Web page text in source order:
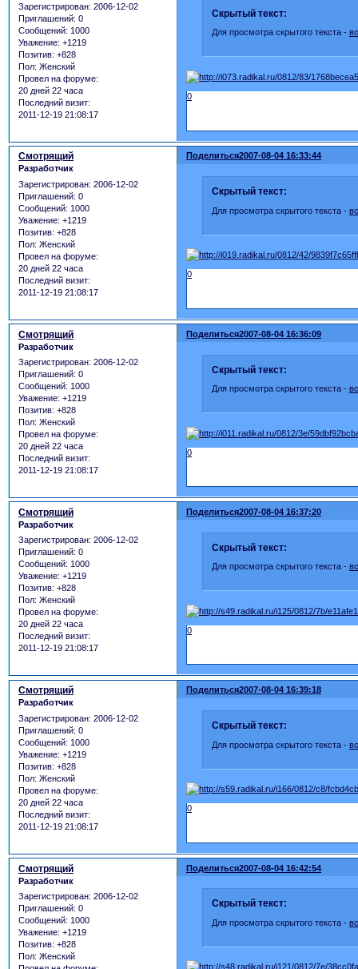
Зарегистрирован: 2006-12-02
Приглашений: 0
Сообщений: 1000
Уважение: +1219
Позитив: +828
Пол: Женский
Провел на форуме:
20 дней 22 часа
Последний визит:
2011-12-19 21:08:17
Скрытый текст:
Для просмотра скрытого текста -
0
Поделиться2007-08-04 16:33:44
Смотрящий
Разработчик
Зарегистрирован: 2006-12-02
Приглашений: 0
Сообщений: 1000
Уважение: +1219
Позитив: +828
Пол: Женский
Провел на форуме:
20 дней 22 часа
Последний визит:
2011-12-19 21:08:17
Скрытый текст:
Для просмотра скрытого текста -
0
Поделиться2007-08-04 16:36:09
Смотрящий
Разработчик
Зарегистрирован: 2006-12-02
Приглашений: 0
Сообщений: 1000
Уважение: +1219
Позитив: +828
Пол: Женский
Провел на форуме:
20 дней 22 часа
Последний визит:
2011-12-19 21:08:17
Скрытый текст:
Для просмотра скрытого текста -
0
Поделиться2007-08-04 16:37:20
Смотрящий
Разработчик
Зарегистрирован: 2006-12-02
Приглашений: 0
Сообщений: 1000
Уважение: +1219
Позитив: +828
Пол: Женский
Провел на форуме:
20 дней 22 часа
Последний визит:
2011-12-19 21:08:17
Скрытый текст:
Для просмотра скрытого текста -
0
Поделиться2007-08-04 16:39:18
Смотрящий
Разработчик
Зарегистрирован: 2006-12-02
Приглашений: 0
Сообщений: 1000
Уважение: +1219
Позитив: +828
Пол: Женский
Провел на форуме:
20 дней 22 часа
Последний визит:
2011-12-19 21:08:17
Скрытый текст:
Для просмотра скрытого текста -
0
Поделиться2007-08-04 16:42:54
Смотрящий
Разработчик
Зарегистрирован: 2006-12-02
Приглашений: 0
Сообщений: 1000
Уважение: +1219
Позитив: +828
Пол: Женский
Скрытый текст:
Для просмотра скрытого текста -